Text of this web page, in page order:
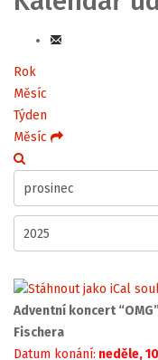
Rok
Měsíc
Týden
Měsíc
Adventní koncert
Fischera
Datum konání: neděle,